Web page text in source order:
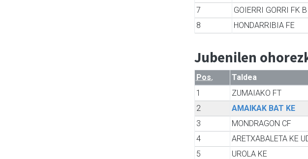
7
GOIERRI GORRI FK B
8
HONDARRIBIA FE
Jubenilen
Pos. Taldea
1
ZUMAIAKO FT
2
AMAIKAK BAT KE
3
MONDRAGON CF
4
ARETXABALETA KE
5
UROLA KE